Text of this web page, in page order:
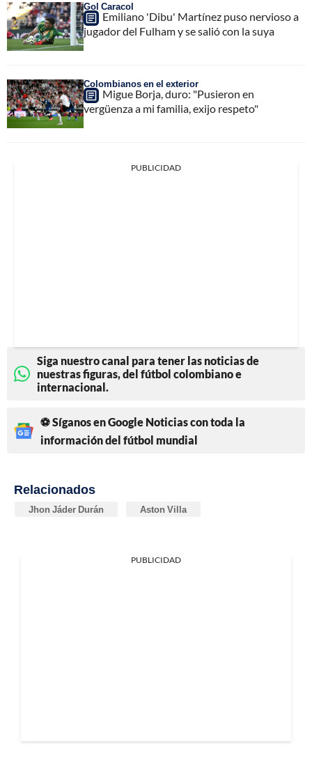
Gol Caracol
Emiliano 'Dibu' Martínez puso nervioso a
jugador del Fulham y se salió con la suya
Colombianos en el exterior
Migue Borja, duro: "Pusieron en
vergüenza a mi familia, exijo respeto"
PUBLICIDAD
Siga nuestro canal para tener las noticias de
nuestras figuras, del fútbol colombiano e
internacional.
⚽ Síganos en Google Noticias con toda la
información del fútbol mundial
Relacionados
Jhon Jáder Durán Aston Villa
PUBLICIDAD